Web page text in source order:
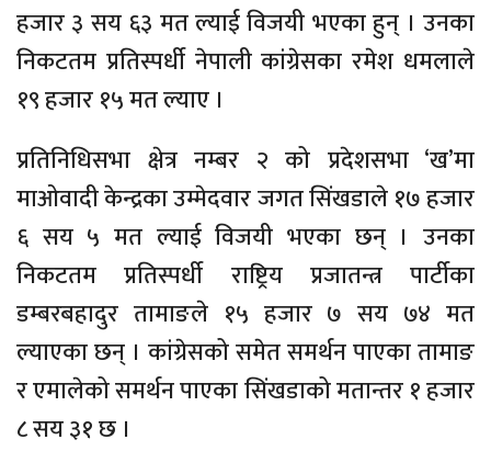
हजार ३ सय ६३ मत ल्याई विजयी भएका हुन् । उनका
निकटतम प्रतिस्पर्धी नेपाली कांग्रेसका रमेश धमलाले
१९ हजार १५ मत ल्याए ।
प्रतिनिधिसभा क्षेत्र नम्बर २ को प्रदेशसभा ‘ख’मा
माओवादी केन्द्रका उम्मेदवार जगत सिंखडाले १७ हजार
६ सय ५ मत ल्याई विजयी भएका छन् । उनका
निकटतम प्रतिस्पर्धी राष्ट्रिय प्रजातन्त्र पार्टीका
डम्बरबहादुर तामाङले १५ हजार ७ सय ७४ मत
ल्याएका छन् । कांग्रेसको समेत समर्थन पाएका तामाङ
र एमालेको समर्थन पाएका सिंखडाको मतान्तर १ हजार
८ सय ३१ छ ।